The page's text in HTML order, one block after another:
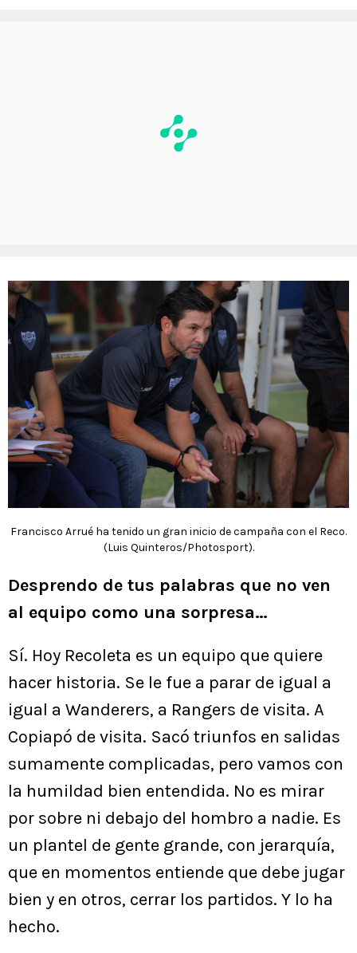
Francisco Arrué ha tenido un gran inicio de campaña con el Reco.
(Luis Quinteros/Photosport).
Desprendo de tus palabras que no ven
al equipo como una sorpresa…
Sí. Hoy Recoleta es un equipo que quiere
hacer historia. Se le fue a parar de igual a
igual a Wanderers, a Rangers de visita. A
Copiapó de visita. Sacó triunfos en salidas
sumamente complicadas, pero vamos con
la humildad bien entendida. No es mirar
por sobre ni debajo del hombro a nadie. Es
un plantel de gente grande, con jerarquía,
que en momentos entiende que debe jugar
bien y en otros, cerrar los partidos. Y lo ha
hecho.